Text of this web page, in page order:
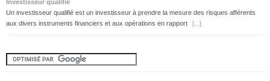
Investisseur qualifié
Un investisseur qualifié est un investisseur à prendre la mesure des risques afférents
aux divers instruments financiers et aux opérations en rapport
[...]